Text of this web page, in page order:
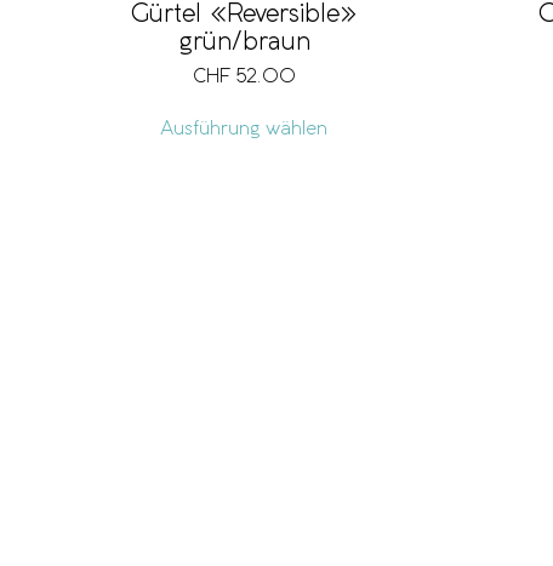
Gürtel «Reversible»
grün/braun
CHF 52.00
Ausführung wählen